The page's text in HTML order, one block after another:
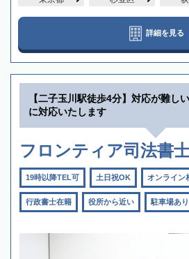
詳細を見る
【二子玉川駅徒歩4分】対応が難し
に対応いたします
フロンティア司法書
19時以降TEL可 土日祝OK オンライン
行政書士在籍 役所から近い 駐車場あり